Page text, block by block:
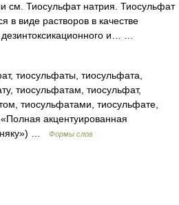
см. Тиосульфат натрия. Тиосульфат
в виде растворов в качестве
дезинтоксикационного и… …
тиосульфаты, тиосульфата,
тиосульфатам, тиосульфат,
тиосульфатами, тиосульфате,
акцентуированная
…
Формы слов